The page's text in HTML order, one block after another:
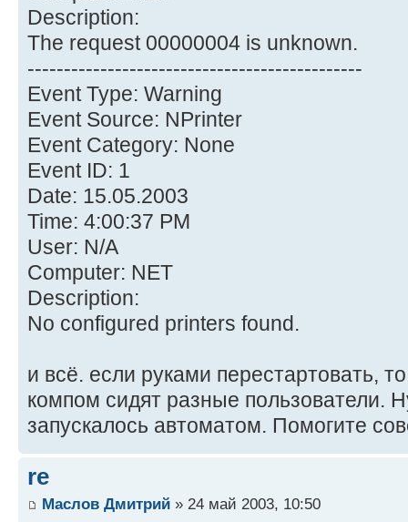
Description:
The request 00000004 is unknown.
----------------------------------------------
Event Type: Warning
Event Source: NPrinter
Event Category: None
Event ID: 1
Date: 15.05.2003
Time: 4:00:37 PM
User: N/A
Computer: NET
Description:
No configured printers found.
и всё. если руками перестартовать,
компом сидят разные пользователи.
запускалось автоматом. Помогите
re
Маслов Дмитрий » 24 май 2003, 10:50